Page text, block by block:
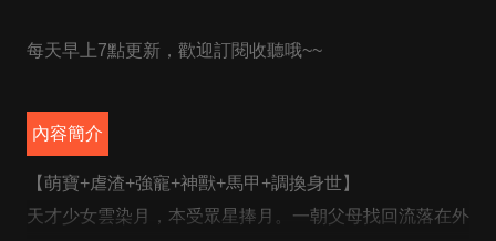
每天早上7點更新，歡迎訂閱收聽哦~~
內容簡介
【萌寶+虐渣+強寵+神獸+馬甲+調換身世】
天才少女雲染月，本受眾星捧月。一朝父母找回流落在外